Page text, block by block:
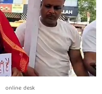
online desk